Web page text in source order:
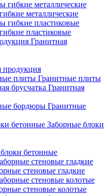
металлические
пластиковые
Гранитная
продукция
Гранитные плиты
Гранитная
Гранитные
Заборные блоки
бетонные
стеновые гладкие
стеновые колотые